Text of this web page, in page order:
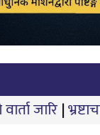
भ्रष्टाचारले